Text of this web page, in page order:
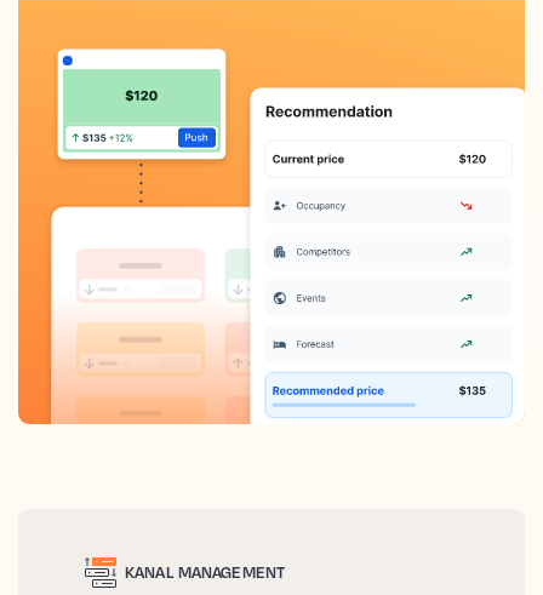
KANAL MANAGEMENT